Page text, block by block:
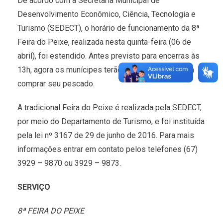
Desenvolvimento Econômico, Ciência, Tecnologia e
Turismo (SEDECT), o horário de funcionamento da 8ª
Feira do Peixe, realizada nesta quinta-feira (06 de
abril), foi estendido. Antes previsto para encerras às
13h, agora os munícipes terão das 05h às 19h para
comprar seu pescado.
A tradicional Feira do Peixe é realizada pela SEDECT,
por meio do Departamento de Turismo, e foi instituída
pela lei nº 3167 de 29 de junho de 2016. Para mais
informações entrar em contato pelos telefones (67)
3929 – 9870 ou 3929 – 9873.
SERVIÇO
8ª FEIRA DO PEIXE